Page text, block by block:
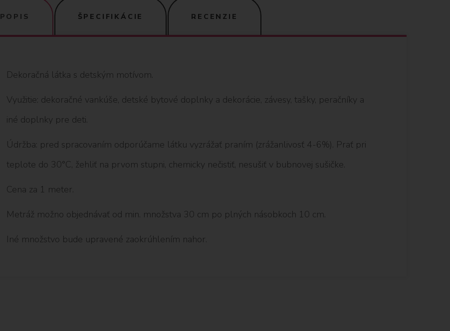
POPIS ŠPECIFIKÁCIE RECENZIE
Dekoračná látka s detským motívom.
Využitie: dekoračné vankúše, detské bytové doplnky a dekorácie, závesy, tašky, peračníky a
iné doplnky pre deti.
Údržba: pred spracovaním odporúčame látku vyzrážať praním (zrážanlivosť 4-6%). Prať pri
teplote do 30°C, žehliť na prvom stupni, chemicky nečistiť, nesušiť v bubnovej sušičke.
Cena za 1 meter.
Metráž možno objednávať od min. množstva 30 cm po plných násobkoch 10 cm.
Iné množstvo bude upravené zaokrúhlením nahor.